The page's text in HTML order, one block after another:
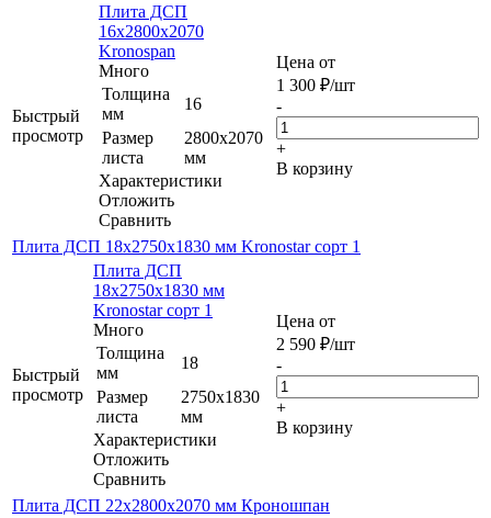
Быстрый
просмотр
Плита ДСП
16х2800х2070
Kronospan
Много
Толщина
мм
16
Размер
листа
2800х2070
мм
Характеристики
Отложить
Сравнить
Цена от
1 300 ₽/шт
-
+
В корзину
Плита ДСП 18х2750х1830 мм Kronostar сорт 1
Быстрый
просмотр
Плита ДСП
18х2750х1830 мм
Kronostar сорт 1
Много
Толщина
мм
18
Размер
листа
2750х1830
мм
Характеристики
Отложить
Сравнить
Цена от
2 590 ₽/шт
-
+
В корзину
Плита ДСП 22х2800х2070 мм Кроношпан